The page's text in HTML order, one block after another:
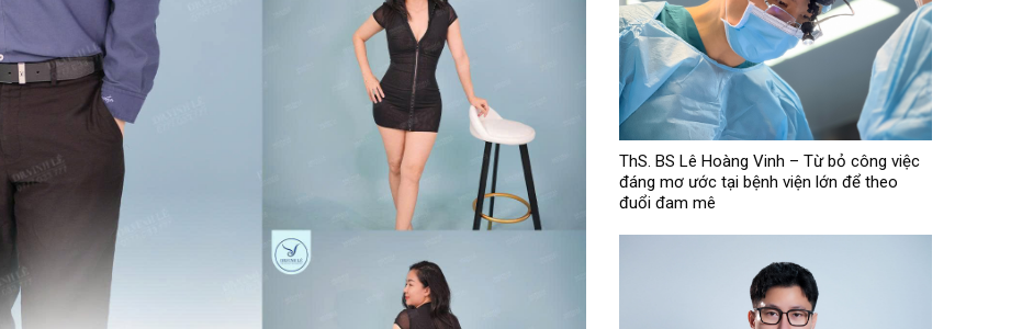
ThS. BS Lê Hoàng Vinh – Từ bỏ công việc
đáng mơ ước tại bệnh viện lớn để theo
đuổi đam mê